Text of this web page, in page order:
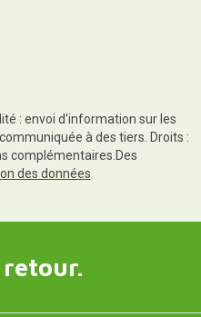
: envoi d'information sur les
à des tiers. Droits :
complémentaires.Des
des données